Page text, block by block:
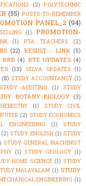
(2) POLYTECHNIC
(55) POSTS-TO-REMEMBER
PANEL_2 (94)
(1)
PROMOTION-
(1) PTA TEACHERS
(2)
(22) RESULT - LINK (5)
RRB (4) RTE UPDATES (4)
(13) SELVA UPDATES
(1)
(8) STUDY ACCOUNTANCY (1)
STUDY AUDITING (1)
STUDY
BOTANY-BIOLOGY (3)
(1)
STUDY CIVIL
(2) STUDY ECONOMICS
ENGINEERING (1)
STUDY
(2) STUDY ENGLISH (1) STUDY
STUDY GENERAL MACHINIST
(1) STUDY GEOLOGY (1)
HOME SCIENCE (1) STUDY
MALAYALAM (1) STUDY
ENGINEERING (1)